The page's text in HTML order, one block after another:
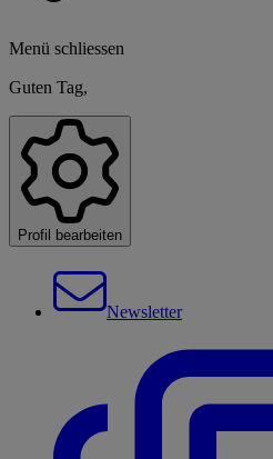
Menü schliessen
Guten Tag,
Profil bearbeiten
Newsletter